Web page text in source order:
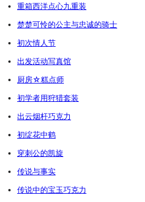
重箱西洋点心九重装
楚楚可怜的公主与忠诚的骑士
初次情人节
出发活动写真馆
厨房☆糕点师
初学者用狩猎套装
出云烟杆巧克力
初绽花中鹤
穿刺公的凯旋
传说与事实
传说中的宝玉巧克力